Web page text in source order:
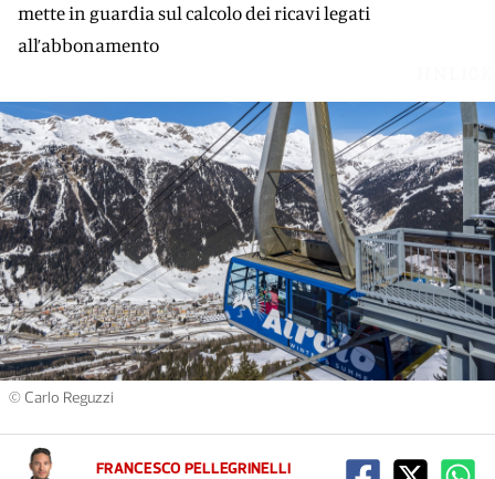
mette in guardia sul calcolo dei ricavi legati
all’abbonamento
© Carlo Reguzzi
FRANCESCO PELLEGRINELLI